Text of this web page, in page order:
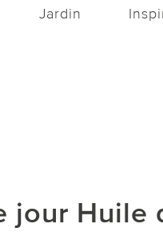
Jardin
jour Huile